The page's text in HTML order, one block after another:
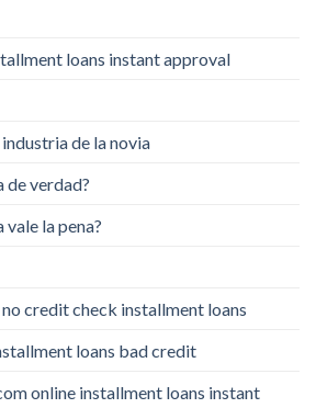
loans instant approval
de la novia
de verdad?
la pena?
credit check installment loans
loans bad credit
online installment loans instant